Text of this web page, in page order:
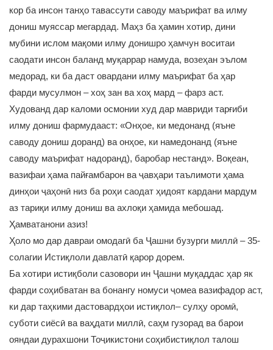
кор ба инсон танҳо тавассути саводу маърифат ва илму
дониш муяссар мегардад. Маҳз ба ҳамин хотир, дини
мубини ислом мақоми илму донишро ҳамчун воситаи
саодати инсон баланд муқаррар намуда, возеҳан эълом
медорад, ки ба даст овардани илму маърифат ба ҳар
фарди мусулмон – хоҳ зан ва хоҳ мард – фарз аст.
Худованд дар каломи осмонии худ дар мавриди тарғиби
илму дониш фармудааст: «Онҳое, ки медонанд (яъне
саводу дониш доранд) ва онҳое, ки намедонанд (яъне
саводу маърифат надоранд), баробар нестанд». Воқеан,
вазифаи ҳама пайғамбарон ва ҷавҳари таълимоти ҳама
динҳои ҷаҳонӣ низ ба роҳи саодат ҳидоят кардани мардум
аз тариқи илму дониш ва ахлоқи ҳамида мебошад.
Ҳамватанони азиз!
Ҳоло мо дар давраи омодагӣ ба Ҷашни бузурги миллӣ – 35-
солагии Истиқлоли давлатӣ қарор дорем.
Ба хотири истиқболи сазовори ин Ҷашни муқаддас ҳар як
фарди соҳибватан ва бонангу номуси ҷомеа вазифадор аст,
ки дар таҳкими дастовардҳои истиқлол– сулҳу оромӣ,
суботи сиёсӣ ва ваҳдати миллӣ, саҳм гузорад ва барои
ояндаи дурахшони Тоҷикистони соҳибистиқлол талош